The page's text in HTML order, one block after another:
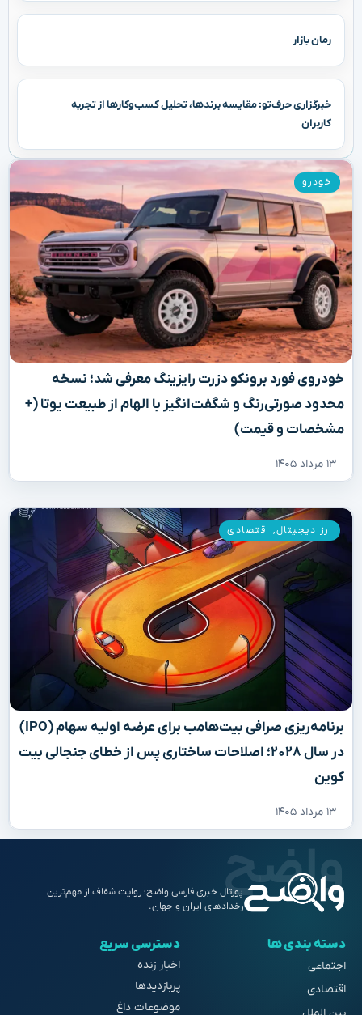
رمان بازار
خبرگزاری حرف‌تو: مقایسه برندها، تحلیل کسب‌وکارها از تجربه
کاربران
خودروی فورد برونکو دزرت رایزینگ معرفی شد؛ نسخه
محدود صورتی‌رنگ و شگفت‌انگیز با الهام از طبیعت یوتا (+
مشخصات و قیمت)
۱۳ مرداد ۱۴۰۵
خودرو
برنامه‌ریزی صرافی بیت‌هامب برای عرضه اولیه سهام (IPO)
در سال ۲۰۲۸؛ اصلاحات ساختاری پس از خطای جنجالی بیت
کوین
۱۳ مرداد ۱۴۰۵
ارز دیجیتال, اقتصادی
پورتال خبری فارسی واضح؛ روایت شفاف از مهم‌ترین
رخدادهای ایران و جهان.
دسته بندی ها
اجتماعی
اقتصادی
دسترسی سریع
اخبار زنده
پربازدیدها
موضوعات داغ